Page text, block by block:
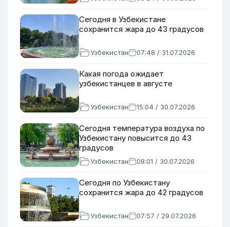
Сегодня в Узбекистане
сохранится жара до 43 градусов
Узбекистан 07:48 / 31.07.2026
Какая погода ожидает
узбекистанцев в августе
Узбекистан 15:04 / 30.07.2026
Сегодня температура воздуха по
Узбекистану повысится до 43
градусов
Узбекистан 08:01 / 30.07.2026
Сегодня по Узбекистану
сохранится жара до 42 градусов
Узбекистан 07:57 / 29.07.2026